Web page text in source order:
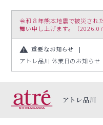
令和８年熊本地震で被災され
舞い申し上げます。（
重要なお知らせ
アトレ品川 休業日のお知らせ
アトレ品川